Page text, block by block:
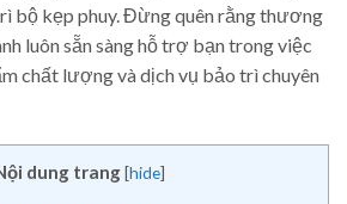
bộ kẹp phuy. Đừng quên rằng thương
luôn sẵn sàng hỗ trợ bạn trong việc
chất lượng và dịch vụ bảo trì chuyên
dung trang [hide]